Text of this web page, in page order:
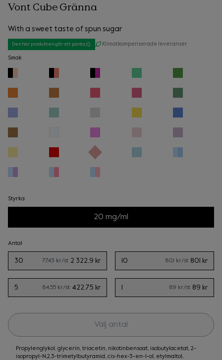
Vont Cube Gränna
With a sweet taste of spun sugar
Den här produkten går att panta Klimatkompenserade leveranser
Smak
Styrka
20 mg/ml
Antal
30 2 322,9 kr
77,43 kr/st 10 801 kr
80,1 kr/st
5 422,75 kr
84,55 kr/st 89 kr
89 kr/st
Välj antal
Propylenglykol, glycerin, triacetin, nikotinbensoat, isobutylacetat, 2-
isopropyl-N,2,3-trimetylbutyramid, cis-hex-3-en-1-ol, etylmaltol,